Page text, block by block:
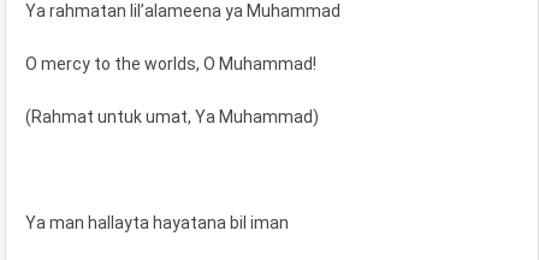
Ya rahmatan lil’alameena ya Muhammad
O mercy to the worlds, O Muhammad!
(Rahmat untuk umat, Ya Muhammad)
Ya man hallayta hayatana bil iman